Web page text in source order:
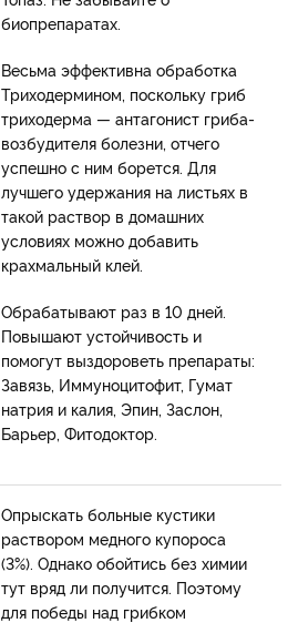
биопрепаратах.
Весьма эффективна обработка
Триходермином, поскольку гриб
триходерма — антагонист гриба-
возбудителя болезни, отчего
успешно с ним борется. Для
лучшего удержания на листьях в
такой раствор в домашних
условиях можно добавить
крахмальный клей.
Обрабатывают раз в 10 дней.
Повышают устойчивость и
помогут выздороветь препараты:
Завязь, Иммуноцитофит, Гумат
натрия и калия, Эпин, Заслон,
Барьер, Фитодоктор.
Опрыскать больные кустики
раствором медного купороса
(3%). Однако обойтись без химии
тут вряд ли получится. Поэтому
для победы над грибком